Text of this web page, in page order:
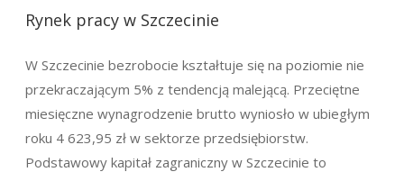
Rynek pracy w Szczecinie
W Szczecinie bezrobocie kształtuje się na poziomie nie
przekraczającym 5% z tendencją malejącą. Przeciętne
miesięczne wynagrodzenie brutto wyniosło w ubiegłym
roku 4 623,95 zł w sektorze przedsiębiorstw.
Podstawowy kapitał zagraniczny w Szczecinie to